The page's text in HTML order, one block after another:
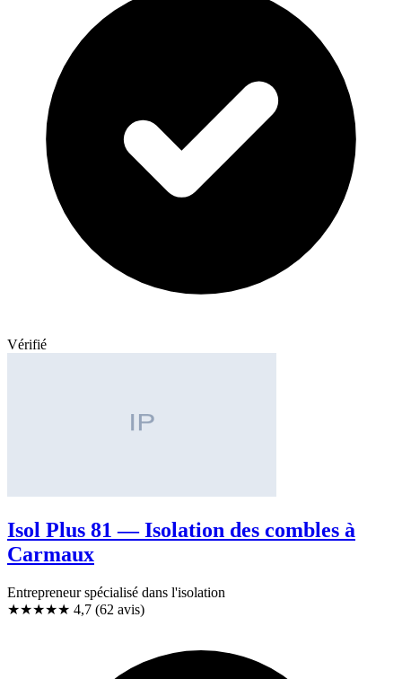
Vérifié
Isol Plus 81 — Isolation des combles à
Carmaux
Entrepreneur spécialisé dans l'isolation
★★★★★ 4,7 (62 avis)